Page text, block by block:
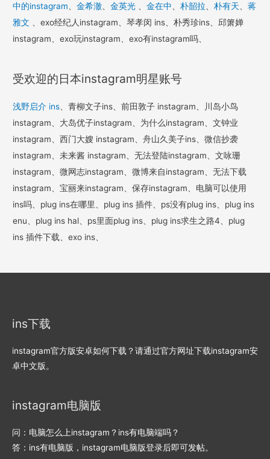
中的instagram 、金希澈 、金英光 、金在中 、朴韶拉 、朴有天 、蒋
雅文 、exo经纪人instagram、琴孝闵 ins、朴秀珍ins、邱箫婵
instagram、exo玩instagram、exo有instagram吗、
受欢迎的日本instagram明星账号
浅野启介 ins、青柳文子ins、前田敦子 instagram、川岛小鸟
instagram、大岛优子instagram、为什么instagram、文钟业
instagram、西门大嫂 instagram、舟山久美子ins、微信抄袭
instagram、未来酱 instagram、无法登陆instagram、文咏珊
instagram、微网志instagram、微博来自instagram、无法下载
instagram、宝丽来instagram、保存instagram、电脑可以使用
ins吗、plug ins在哪里、plug ins 插件、ps没有plug ins、plug ins
enu、plug ins hal、ps里面plug ins、plug ins求生之路4、plug
ins 插件下载、exo ins、
ins下载
instagram官方版安卓如何下载？请通过官方网址下载instagram安
卓中文版。
instagram电脑版
问：电脑怎么上instagram？ins有电脑端吗？
答：ins有电脑版，instagram电脑版登录后即可发帖。